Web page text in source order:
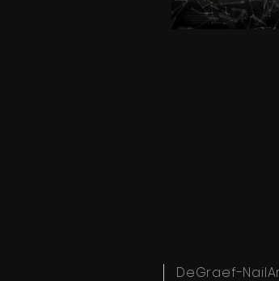
DeGraef-